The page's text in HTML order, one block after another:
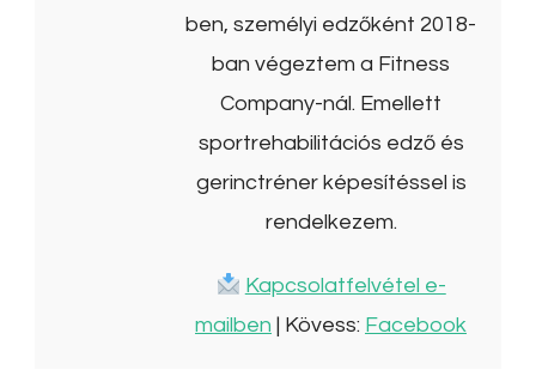
ben, személyi edzőként 2018-
ban végeztem a Fitness
Company-nál. Emellett
sportrehabilitációs edző és
gerinctréner képesítéssel is
rendelkezem.
Kapcsolatfelvétel e-
mailben | Kövess: Facebook